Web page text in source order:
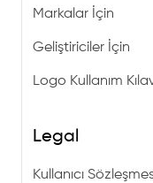
Markalar İçin
Geliştiriciler İçin
Logo Kullanım
Legal
Kullanıcı